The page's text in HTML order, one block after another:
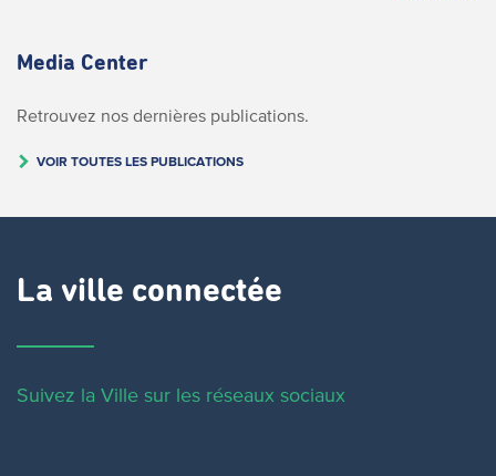
Media Center
Retrouvez nos dernières publications.
VOIR TOUTES LES PUBLICATIONS
La ville connectée
Suivez la Ville sur les réseaux sociaux